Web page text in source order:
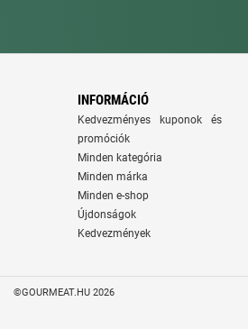
INFORMÁCIÓ
Kedvezményes kuponok és
promóciók
Minden kategória
Minden márka
Minden e-shop
Újdonságok
Kedvezmények
©GOURMEAT.HU 2026